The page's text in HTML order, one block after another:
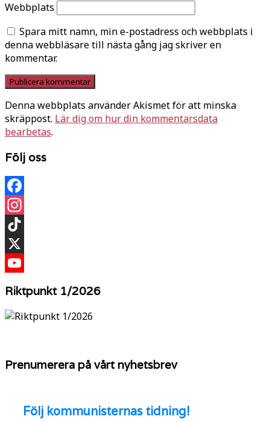
Webbplats
Spara mitt namn, min e-postadress och webbplats i
denna webbläsare till nästa gång jag skriver en
kommentar.
Denna webbplats använder Akismet för att minska
skräppost. Lär dig om hur din kommentarsdata
bearbetas.
Följ oss
Facebook
Instagram
TikTok
X
Riktpunkt 1/2026
Prenumerera på vårt nyhetsbrev
Följ kommunisternas tidning!